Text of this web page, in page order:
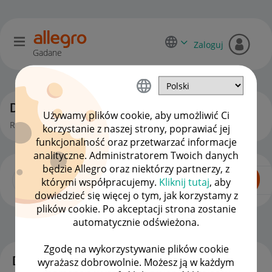
Używamy plików cookie, aby umożliwić Ci
korzystanie z naszej strony, poprawiać jej
funkcjonalność oraz przetwarzać informacje
analityczne. Administratorem Twoich danych
będzie Allegro oraz niektórzy partnerzy, z
którymi współpracujemy. Kliknij tutaj, aby
dowiedzieć się więcej o tym, jak korzystamy z
plików cookie. Po akceptacji strona zostanie
automatycznie odświeżona.
Zgodę na wykorzystywanie plików cookie
wyrażasz dobrowolnie. Możesz ją w każdym
Gadane
Zaloguj
Dyskusje kupujących
Rozmowy, pytania i pomysły kupujących na Allegro.
Dla Kupujących
Dyskusje